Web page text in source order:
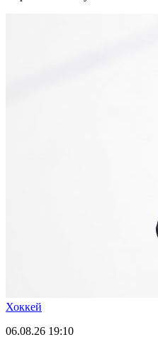
Хоккей
06.08.26 19:10